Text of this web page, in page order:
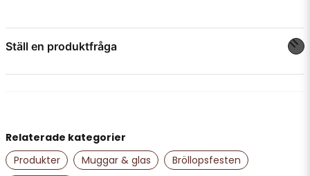
Ställ en produktfråga
name
Namn
Relaterade kategorier
Produkter
Muggar & glas
Bröllopsfesten